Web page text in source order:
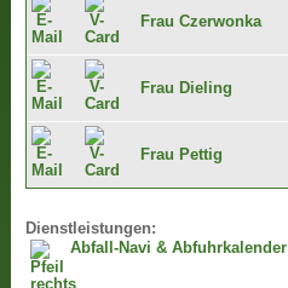
Frau Czerwonka
Frau Dieling
Frau Pettig
Dienstleistungen:
Abfall-Navi & Abfuhrkalender